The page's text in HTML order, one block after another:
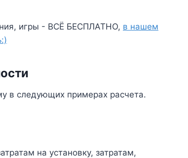
игры - ВСЁ БЕСПЛАТНО, в нашем
в следующих примерах расчета.
на установку, затратам,